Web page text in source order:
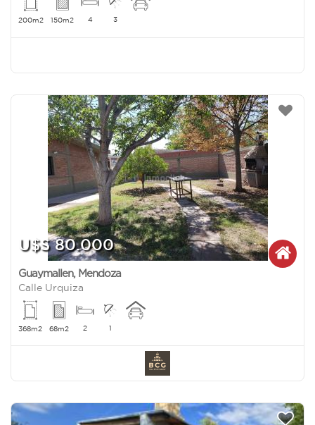
200m2 150m2 4 3
U$S 80.000
Guaymallen, Mendoza
Calle Urquiza
368m2 68m2 2 1